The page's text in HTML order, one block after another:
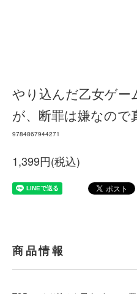
やり込んだ乙女ゲー
が、断罪は嫌なの
9784867944271
1,399円(税込)
商品情報